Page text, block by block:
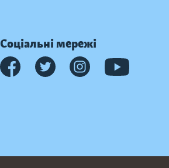
Соціальні мережі